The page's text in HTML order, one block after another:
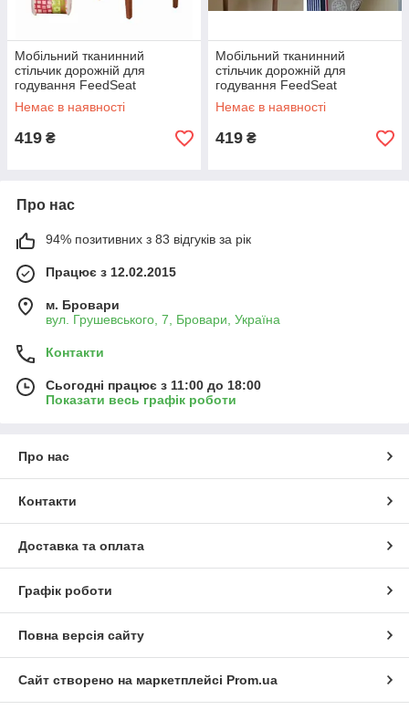
Мобільний тканинний
стільчик дорожній для
годування FeedSeat
Немає в наявності
419 ₴
Мобільний тканинний
стільчик дорожній для
годування FeedSeat
"Морський"
Немає в наявності
419 ₴
Про нас
94% позитивних з 83 відгуків за рік
Працює з 12.02.2015
м. Бровари
вул. Грушевського, 7, Бровари, Україна
Контакти
Сьогодні працює з 11:00 до 18:00
Показати весь графік роботи
Про нас
Контакти
Доставка та оплата
Графік роботи
Повна версія сайту
Сайт створено на маркетплейсі Prom.ua